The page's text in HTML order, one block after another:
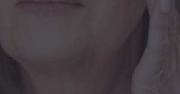
una qualificazione per
o risultati migliorati con liposuzione e
Cos’è un Ozempic Makeover?
altri farmaci GLP-1 usati per la